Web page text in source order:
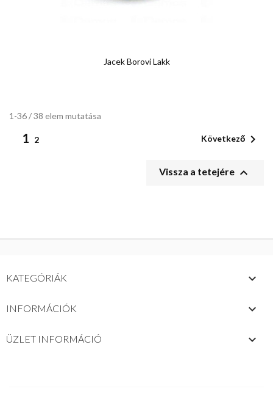
Jacek Borovi Lakk
1-36 / 38 elem mutatása
1 2 Következő 
Vissza a tetejére 
KATEGÓRIÁK 
INFORMÁCIÓK 
ÜZLET INFORMÁCIÓ keyboard_arrow_down